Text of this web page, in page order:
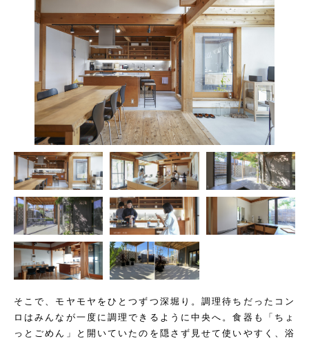
そこで、モヤモヤをひとつずつ深堀り。調理待ちだったコン
ロはみんなが一度に調理できるように中央へ。食器も「ちょ
っとごめん」と開いていたのを隠さず見せて使いやすく、浴